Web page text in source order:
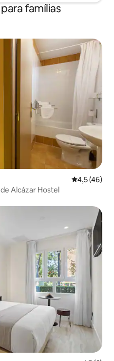
famílias
4,5 de uma
4,5 (46)
Alcázar Hostel